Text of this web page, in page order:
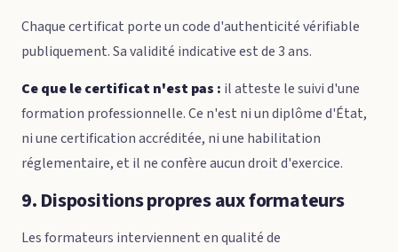
Chaque certificat porte un code d'authenticité vérifiable
publiquement. Sa validité indicative est de 3 ans.
Ce que le certificat n'est pas : il atteste le suivi d'une
formation professionnelle. Ce n'est ni un diplôme d'État,
ni une certification accréditée, ni une habilitation
réglementaire, et il ne confère aucun droit d'exercice.
9. Dispositions propres aux formateurs
Les formateurs interviennent en qualité de